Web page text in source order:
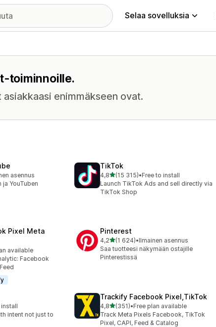
Selaa sovelluksia
toiminnoille.
enimmäkseen ovat.
asennus
YouTuben
TikTok
4,8/ 5 tähteä
(15 315)
15315 arvostelua yhteensä
•Free to install
Launch TikTok Ads and sell directly via
TikTok Shop
Pixel Meta
available
Facebook
Pinterest
4,2/ 5 tähteä
(1 624)
1624 arvostelua yhteensä
•Ilmainen asennus
Saa tuotteesi näkymään ostajille
Pinterestissä
intent not just to
Trackify Facebook Pixel,TikTok
4,8/ 5 tähteä
(351)
351 arvostelua yhteensä
•Free plan available
Track Meta Pixels Facebook, TikTok
Pixel, CAPI, Feed & Catalog